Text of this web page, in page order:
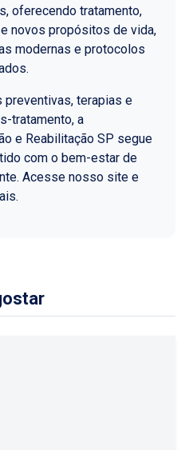
oferecendo tratamento,
novos propósitos de vida,
modernas e protocolos
preventivas, terapias e
tratamento, a
e Reabilitação SP segue
com o bem-estar de
Acesse nosso site e